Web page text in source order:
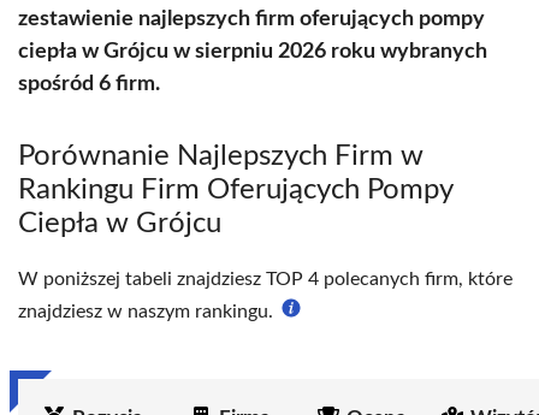
zestawienie najlepszych firm oferujących pompy
ciepła w Grójcu w sierpniu 2026 roku wybranych
spośród 6 firm.
Porównanie Najlepszych Firm w
Rankingu Firm Oferujących Pompy
Ciepła w Grójcu
W poniższej tabeli znajdziesz TOP 4 polecanych firm, które
znajdziesz w naszym rankingu.